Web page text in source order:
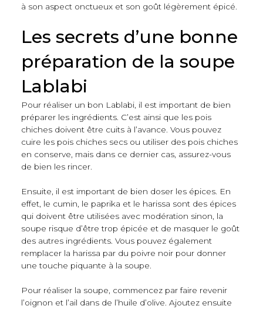
à son aspect onctueux et son goût légèrement épicé.
Les secrets d’une bonne
préparation de la soupe
Lablabi
Pour réaliser un bon Lablabi, il est important de bien
préparer les ingrédients. C’est ainsi que les pois
chiches doivent être cuits à l’avance. Vous pouvez
cuire les pois chiches secs ou utiliser des pois chiches
en conserve, mais dans ce dernier cas, assurez-vous
de bien les rincer.
Ensuite, il est important de bien doser les épices. En
effet, le cumin, le paprika et le harissa sont des épices
qui doivent être utilisées avec modération sinon, la
soupe risque d’être trop épicée et de masquer le goût
des autres ingrédients. Vous pouvez également
remplacer la harissa par du poivre noir pour donner
une touche piquante à la soupe.
Pour réaliser la soupe, commencez par faire revenir
l’oignon et l’ail dans de l’huile d’olive. Ajoutez ensuite